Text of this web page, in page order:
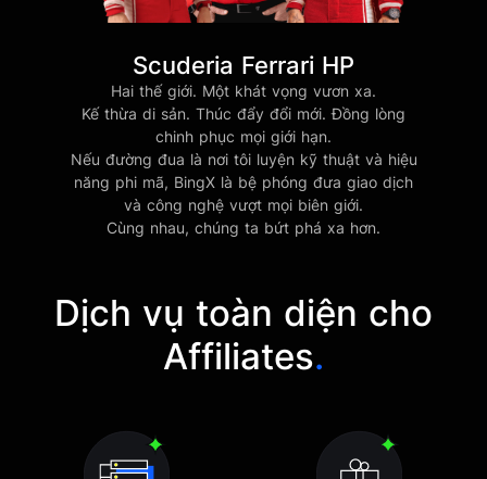
Scuderia Ferrari HP
Hai thế giới. Một khát vọng vươn xa.
Kế thừa di sản. Thúc đẩy đổi mới. Đồng lòng
chinh phục mọi giới hạn.
Nếu đường đua là nơi tôi luyện kỹ thuật và hiệu
năng phi mã, BingX là bệ phóng đưa giao dịch
và công nghệ vượt mọi biên giới.
Cùng nhau, chúng ta bứt phá xa hơn.
Dịch vụ toàn diện cho
Affiliates.